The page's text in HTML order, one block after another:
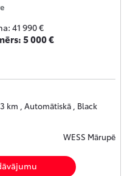
41 990 €
5 000 €
km , Automātiskā , Black
WESS Mārupē